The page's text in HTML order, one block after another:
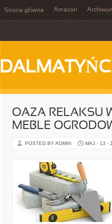
Strona główna Amazon
OAZA RELAKSU
MEBLE
POSTED BY ADMIN MAJ - 13 -